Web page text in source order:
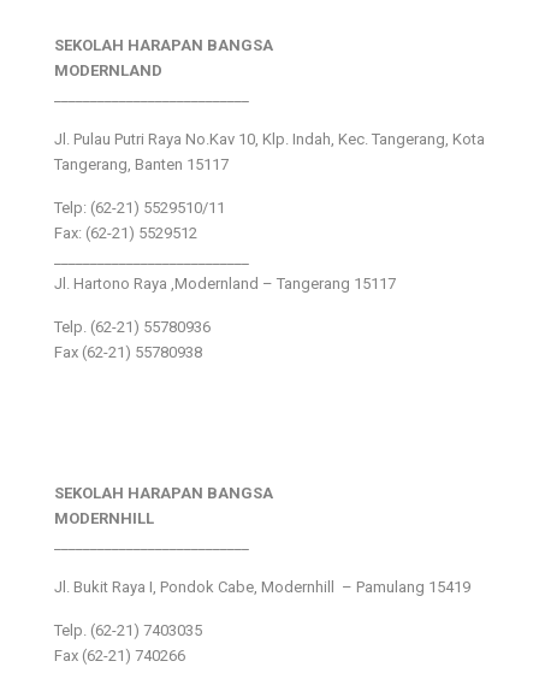
SEKOLAH HARAPAN BANGSA
MODERNLAND
Jl. Pulau Putri Raya No.Kav 10, Klp. Indah, Kec. Tangerang, Kota
Tangerang, Banten 15117
Telp: (62-21) 5529510/11
Fax: (62-21) 5529512
Jl. Hartono Raya ,Modernland – Tangerang 15117
Telp. (62-21) 55780936
Fax (62-21) 55780938
SEKOLAH HARAPAN BANGSA
MODERNHILL
Jl. Bukit Raya I, Pondok Cabe, Modernhill – Pamulang 15419
Telp. (62-21) 7403035
Fax (62-21) 740266